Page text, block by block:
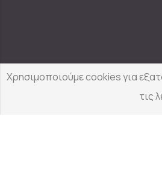
Χρησιμοποιούμε cookies για
τις